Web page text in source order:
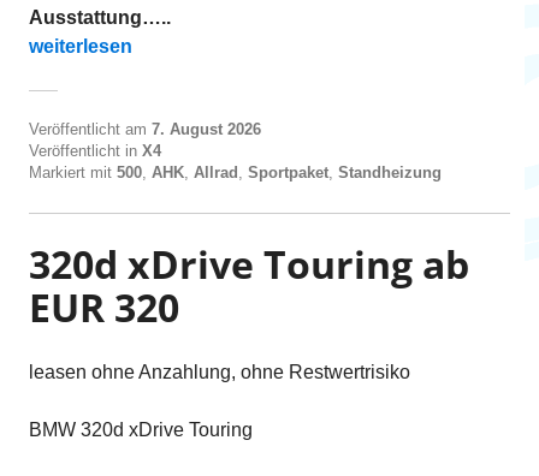
Ausstattung…..
„X4 M40d ab EUR 525 Standheizung“
weiterlesen
Veröffentlicht am 7. August 2026
Veröffentlicht in X4
Markiert mit 500, AHK, Allrad , Sportpaket, Standheizung
320d xDrive Touring ab
EUR 320
leasen ohne Anzahlung, ohne Restwertrisiko
BMW 320d xDrive Touring